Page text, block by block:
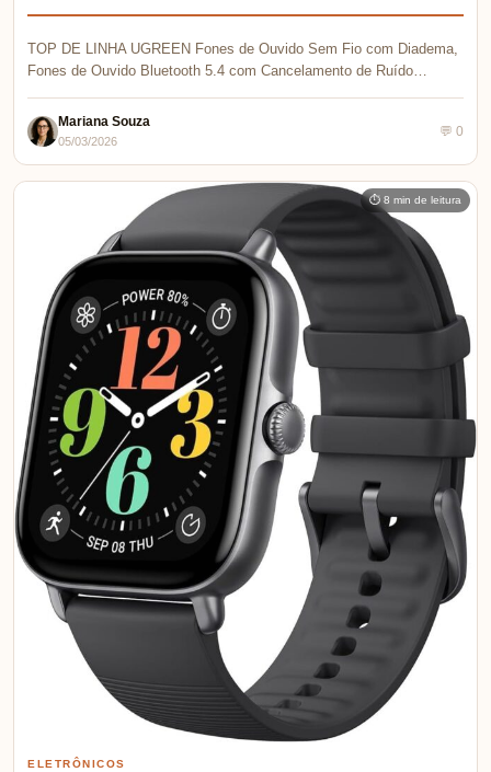
TOP DE LINHA UGREEN Fones de Ouvido Sem Fio com Diadema,
Fones de Ouvido Bluetooth 5.4 com Cancelamento de Ruído…
Mariana Souza
05/03/2026
💬 0
⏱ 8 min de leitura
ELETRÔNICOS